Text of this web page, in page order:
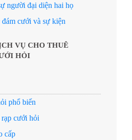
người đại diện hai họ
cưới và sự kiện
VỤ CHO THUÊ
HỎI
phổ biến
cưới hỏi
cấp